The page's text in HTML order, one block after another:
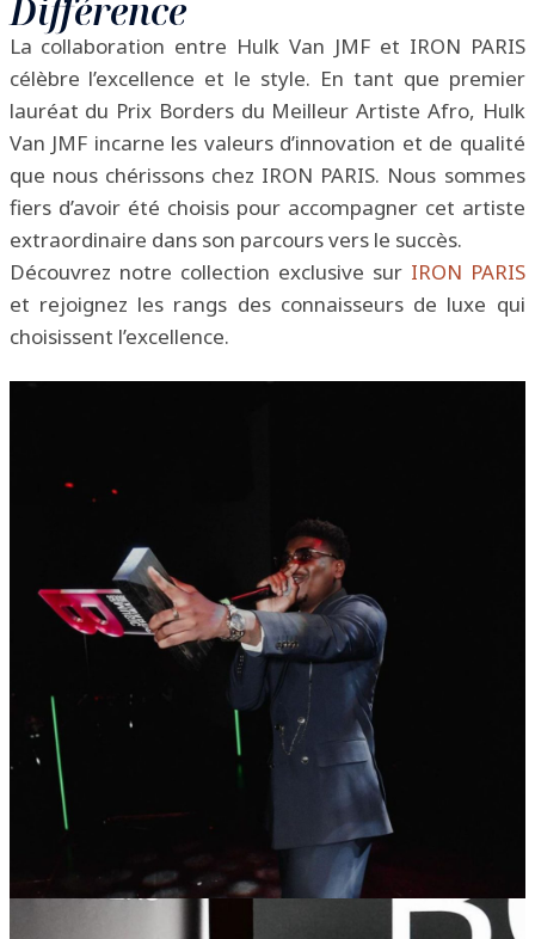
Différence
La collaboration entre Hulk Van JMF et IRON PARIS
célèbre l’excellence et le style. En tant que premier
lauréat du Prix Borders du Meilleur Artiste Afro, Hulk
Van JMF incarne les valeurs d’innovation et de qualité
que nous chérissons chez IRON PARIS. Nous sommes
fiers d’avoir été choisis pour accompagner cet artiste
extraordinaire dans son parcours vers le succès.
Découvrez notre collection exclusive sur IRON PARIS
et rejoignez les rangs des connaisseurs de luxe qui
choisissent l’excellence.